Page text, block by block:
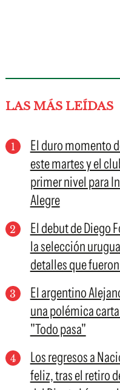
LAS MÁS LEÍDAS
El duro momento
este martes y el
primer nivel para
Alegre
El debut de Diego
la selección
detalles que
El argentino
una polémica
"Todo pasa"
Los regresos a
feliz, tras el retiro